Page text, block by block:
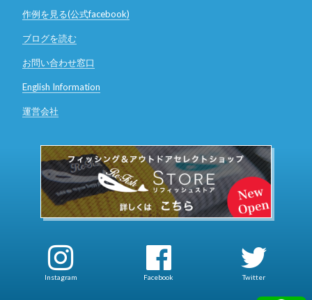
作例を見る(公式facebook)
ブログを読む
お問い合わせ窓口
English Information
運営会社
Instagram Facebook Twitter